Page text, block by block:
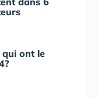
qui ont le